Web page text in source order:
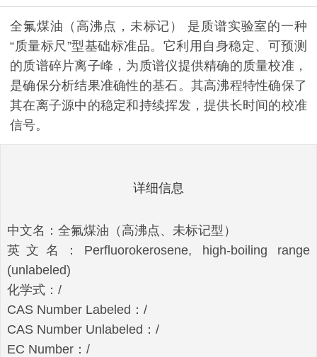
全氟煤油（高沸点，未标记）​ 是质谱实验室的一种
“质量标尺”型基础标准品。它利用自身稳定、可预测
的质谱碎片离子峰，为质谱仪提供精确的质量校准，
是确保分析结果准确性的基石。其高沸程特性确保了
其在离子源中的稳定和持续挥发，提供长时间的校准
信号。
详细信息
中文名：全氟煤油（高沸点、未标记型）
英文名：Perfluorokerosene, high-boiling range
(unlabeled)
化学式：/
CAS Number Labeled：/
CAS Number Unlabeled：/
EC Number：/